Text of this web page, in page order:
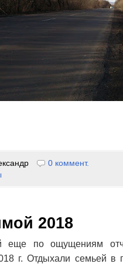
0 коммент.
2018
еще по ощущениям
г. Отдыхали семьей